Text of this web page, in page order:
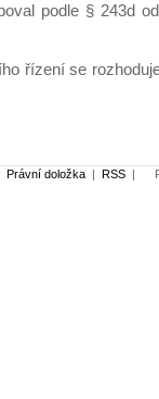
podle § 243d
řízení se
Právní doložka | RSS |